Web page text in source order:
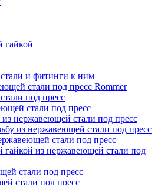
гайкой
и фитинги к ним
стали под пресс Rommer
под пресс
стали под пресс
нержавеющей стали под пресс
из нержавеющей стали под пресс
стали под пресс
гайкой из нержавеющей стали под
стали под пресс
стали под пресс